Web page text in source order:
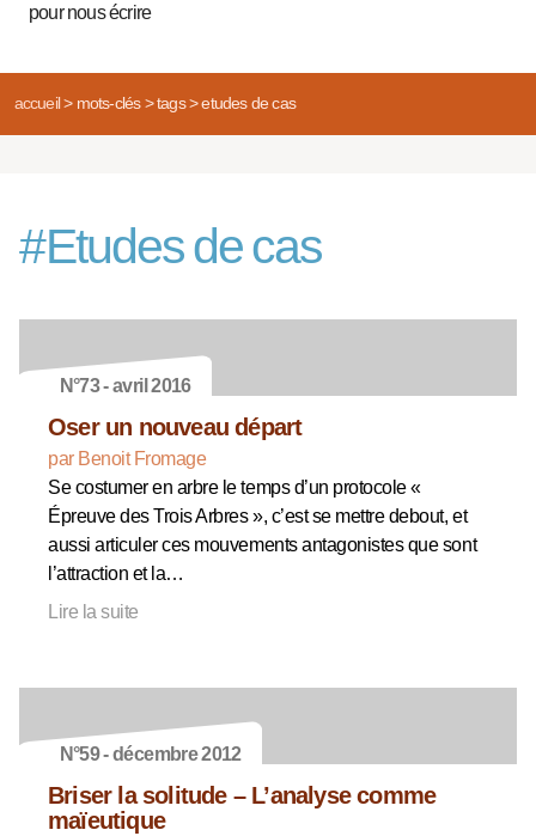
pour nous écrire
accueil> mots-clés> tags> etudes de cas
#Etudes de cas
N°73 - avril 2016
Oser un nouveau départ
par Benoit Fromage
Se costumer en arbre le temps d’un protocole «
Épreuve des Trois Arbres », c’est se mettre debout, et
aussi articuler ces mouvements antagonistes que sont
l’attraction et la…
Lire la suite
N°59 - décembre 2012
Briser la solitude – L’analyse comme
maïeutique